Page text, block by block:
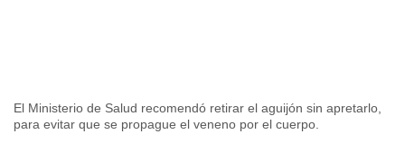
El Ministerio de Salud recomendó retirar el aguijón sin apretarlo,
para evitar que se propague el veneno por el cuerpo.